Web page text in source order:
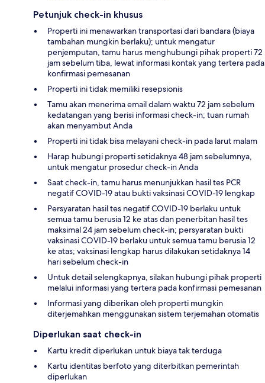
Petunjuk check-in khusus
Properti ini menawarkan transportasi dari bandara (biaya
tambahan mungkin berlaku); untuk mengatur
penjemputan, tamu harus menghubungi pihak properti 72
jam sebelum tiba, lewat informasi kontak yang tertera pada
konfirmasi pemesanan
Properti ini tidak memiliki resepsionis
Tamu akan menerima email dalam waktu 72 jam sebelum
kedatangan yang berisi informasi check-in; tuan rumah
akan menyambut Anda
Properti ini tidak bisa melayani check-in pada larut malam
Harap hubungi properti setidaknya 48 jam sebelumnya,
untuk mengatur prosedur check-in Anda
Saat check-in, tamu harus menunjukkan hasil tes PCR
negatif COVID-19 atau bukti vaksinasi COVID-19 lengkap
Persyaratan hasil tes negatif COVID-19 berlaku untuk
semua tamu berusia 12 ke atas dan penerbitan hasil tes
maksimal 24 jam sebelum check-in; persyaratan bukti
vaksinasi COVID-19 berlaku untuk semua tamu berusia 12
ke atas; vaksinasi lengkap harus dilakukan setidaknya 14
hari sebelum check-in
Untuk detail selengkapnya, silakan hubungi pihak properti
melalui informasi yang tertera pada konfirmasi pemesanan
Informasi yang diberikan oleh properti mungkin
diterjemahkan menggunakan sistem terjemahan otomatis
Diperlukan saat check-in
Kartu kredit diperlukan untuk biaya tak terduga
Kartu identitas berfoto yang diterbitkan pemerintah
diperlukan